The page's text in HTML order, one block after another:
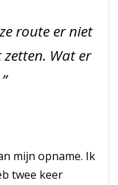
route er niet
Wat er
mijn opname. Ik
twee keer